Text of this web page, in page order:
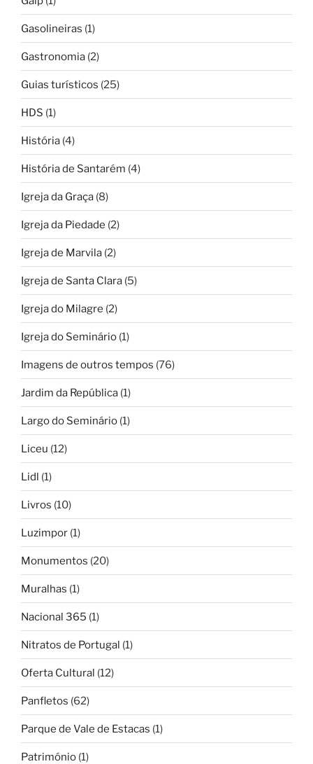
Gasolineiras (1)
Gastronomia (2)
Guias turísticos (25)
HDS (1)
História (4)
História de Santarém (4)
Igreja da Graça (8)
Igreja da Piedade (2)
Igreja de Marvila (2)
Igreja de Santa Clara (5)
Igreja do Milagre (2)
Igreja do Seminário (1)
Imagens de outros tempos (76)
Jardim da República (1)
Largo do Seminário (1)
Liceu (12)
Lidl (1)
Livros (10)
Luzimpor (1)
Monumentos (20)
Muralhas (1)
Nacional 365 (1)
Nitratos de Portugal (1)
Oferta Cultural (12)
Panfletos (62)
Parque de Vale de Estacas (1)
Património (1)